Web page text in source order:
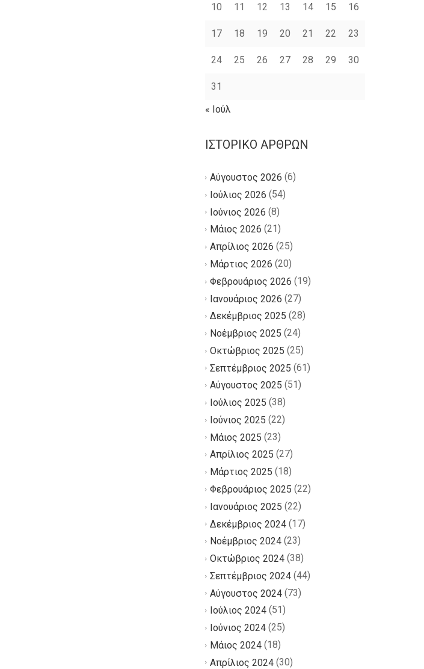
10 11 12 13 14 15 16
17 18 19 20 21 22 23
24 25 26 27 28 29 30
31
« Ιούλ
ΙΣΤΟΡΙΚΌ ΆΡΘΡΩΝ
Αύγουστος 2026 (6)
Ιούλιος 2026 (54)
Ιούνιος 2026 (8)
Μάιος 2026 (21)
Απρίλιος 2026 (25)
Μάρτιος 2026 (20)
Φεβρουάριος 2026 (19)
Ιανουάριος 2026 (27)
Δεκέμβριος 2025 (28)
Νοέμβριος 2025 (24)
Οκτώβριος 2025 (25)
Σεπτέμβριος 2025 (61)
Αύγουστος 2025 (51)
Ιούλιος 2025 (38)
Ιούνιος 2025 (22)
Μάιος 2025 (23)
Απρίλιος 2025 (27)
Μάρτιος 2025 (18)
Φεβρουάριος 2025 (22)
Ιανουάριος 2025 (22)
Δεκέμβριος 2024(17)
Νοέμβριος 2024(23)
Οκτώβριος 2024(38)
Σεπτέμβριος 2024(44)
Αύγουστος 2024(73)
Ιούλιος 2024(51)
Ιούνιος 2024(25)
Μάιος 2024(18)
Απρίλιος 2024(30)